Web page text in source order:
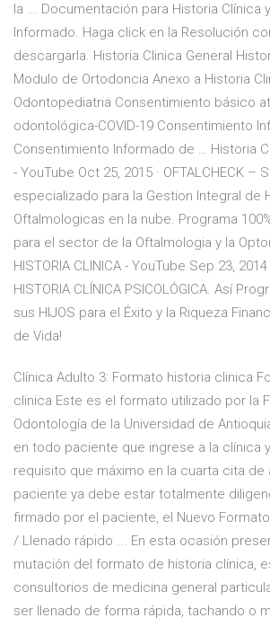
la ... Documentación para Historia Clínica
Informado. Haga click en la Resolución
descargarla. Historia Clinica General
Modulo de Ortodoncia Anexo a Historia
Odontopediatria Consentimiento básico
odontológica-COVID-19 Consentimiento
Consentimiento Informado de … Historia
- YouTube Oct 25, 2015 · OFTALCHECK –
especializado para la Gestion Integral de
Oftalmologicas en la nube. Programa
para el sector de la Oftalmologia y la
HISTORIA CLINICA - YouTube Sep 23, 2014
HISTORIA CLÍNICA PSICOLÓGICA. Así
sus HIJOS para el Éxito y la Riqueza
de Vida!
Clínica Adulto 3: Formato historia clinica
clinica Este es el formato utilizado por la
Odontología de la Universidad de
en todo paciente que ingrese a la clínica
requisito que máximo en la cuarta cita de
paciente ya debe estar totalmente
firmado por el paciente, el Nuevo
/ Llenado rápido ... En esta ocasión
mutación del formato de historia clínica,
consultorios de medicina general
ser llenado de forma rápida, tachando o